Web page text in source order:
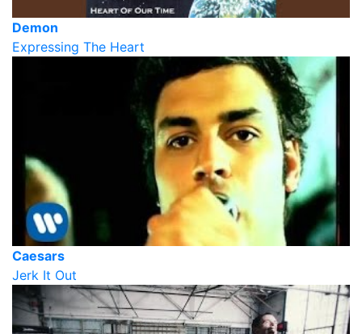
Demon
Expressing The Heart
Caesars
Jerk It Out